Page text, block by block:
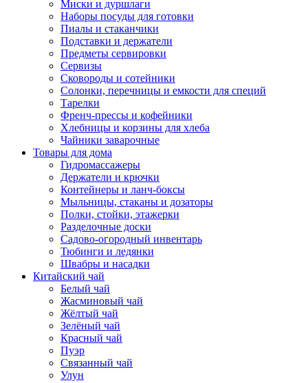
Миски и дуршлаги
Наборы посуды для готовки
Пиалы и стаканчики
Подставки и держатели
Предметы сервировки
Сервизы
Сковороды и сотейники
Солонки, перечницы и емкости для специй
Тарелки
Френч-прессы и кофейники
Хлебницы и корзины для хлеба
Чайники заварочные
Товары для дома
Гидромассажеры
Держатели и крючки
Контейнеры и ланч-боксы
Мыльницы, стаканы и дозаторы
Полки, стойки, этажерки
Разделочные доски
Садово-огородный инвентарь
Тюбинги и ледянки
Швабры и насадки
Китайский чай
Белый чай
Жасминовый чай
Жёлтый чай
Зелёный чай
Красный чай
Пуэр
Связанный чай
Улун